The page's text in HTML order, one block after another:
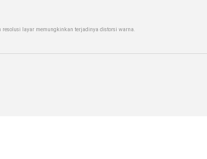
resolusi layar memungkinkan terjadinya distorsi warna.